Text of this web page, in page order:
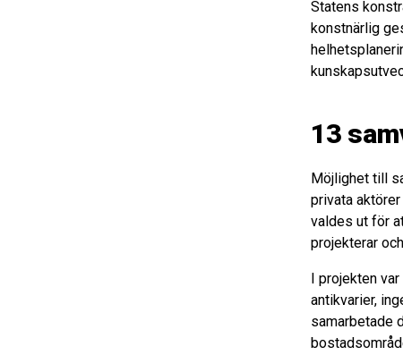
Statens
konstnärlig
13
Möjlighet till
privata
valdes ut för
projekterar
I projekten
antikvarier,
samarbetade